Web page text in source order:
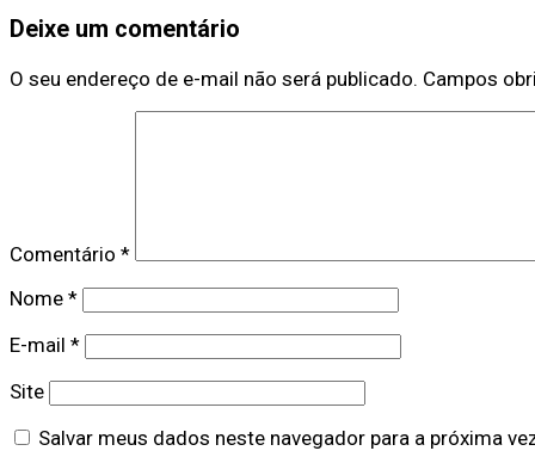
Deixe um comentário
O seu endereço de e-mail não será publicado. Campos
Comentário *
Nome *
E-mail *
Site
Salvar meus dados neste navegador para a próxima